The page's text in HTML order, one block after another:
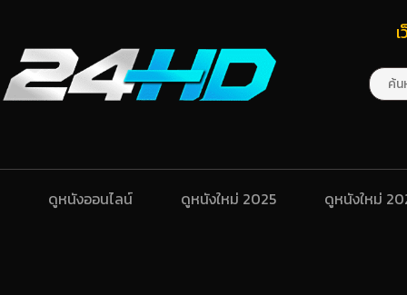
ดูหนังออนไลน์ ดูหนังใหม่ 2025 ดูหนังใหม่